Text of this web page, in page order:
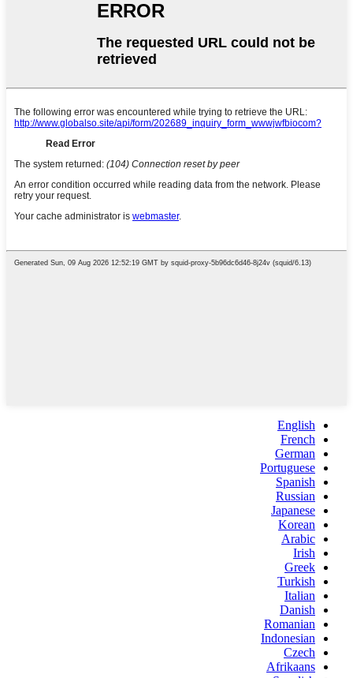
English
French
German
Portuguese
Spanish
Russian
Japanese
Korean
Arabic
Irish
Greek
Turkish
Italian
Danish
Romanian
Indonesian
Czech
Afrikaans